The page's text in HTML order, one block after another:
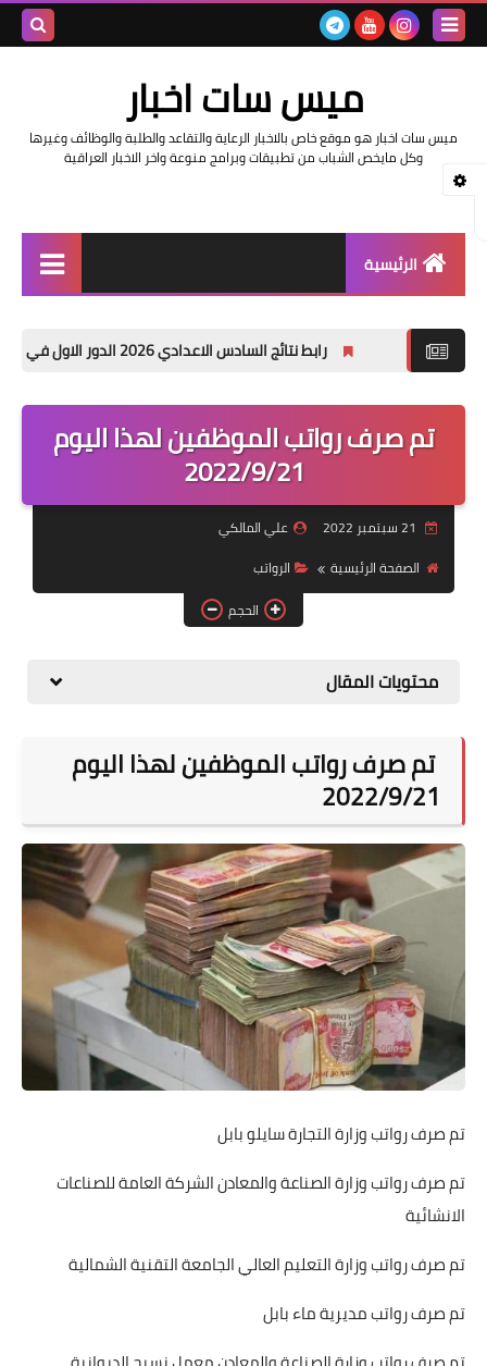
ميس سات اخبار
ميس سات اخبار هو موقع خاص بالاخبار الرعاية والتقاعد والطلبة والوظائف وغيرها
وكل مايخص الشباب من تطبيقات وبرامج منوعة واخر الاخبار العراقية
الرئيسية
اخبار وزارة التربية والتعليم
اخبار وزارة العمل وهيئة
قسم التطبيقات
قطع الاراضي
رابط نتائج السادس الاعدادي 2026 الدور الاول في العراق | موقع نتائجنا
تم صرف رواتب الموظفين لهذا اليوم
2022/9/21
علي المالكي
الصفحة الرئيسية
الرواتب
الحجم
محتويات المقال
تم صرف رواتب الموظفين لهذا اليوم
2022/9/21
تم صرف رواتب وزارة التجارة سايلو بابل
تم صرف رواتب وزارة الصناعة والمعادن الشركة العامة للصناعات
الانشائية
تم صرف رواتب وزارة التعليم العالي الجامعة التقنية الشمالية
تم صرف رواتب مديرية ماء بابل